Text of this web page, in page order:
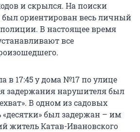
и скрылся. На поиски
был ориентирован весь личный
полиции. В настоящее время
все
в 17:45 у дома №17 по улице
задержания нарушителя был
В одном из садовых
«десятки» был задержан – им
житель Катав-Ивановского